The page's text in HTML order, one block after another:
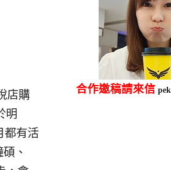
店購
明
都有活
、
合作邀稿請來信